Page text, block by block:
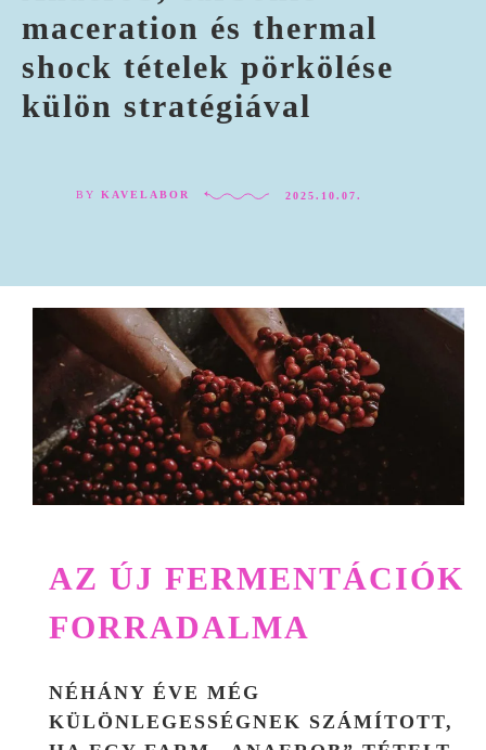
maceration és thermal
shock tételek pörkölése
külön stratégiával
BY KAVELABOR 2025.10.07.
AZ ÚJ FERMENTÁCIÓK
FORRADALMA
NÉHÁNY ÉVE MÉG
KÜLÖNLEGESSÉGNEK SZÁMÍTOTT,